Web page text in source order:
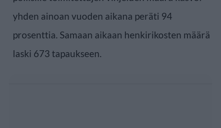
yhden ainoan vuoden aikana peräti 94
prosenttia. Samaan aikaan henkirikosten määrä
laski 673 tapaukseen.